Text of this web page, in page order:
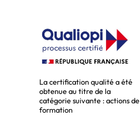
La certification qualité a été
obtenue au titre de la
catégorie suivante : actions de
formation